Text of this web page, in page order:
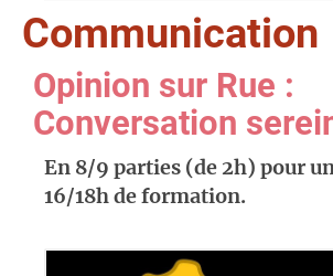
Communication
Opinion sur Rue :
Conversation
En 8/9 parties (de 2h) pour
16/18h de formation.